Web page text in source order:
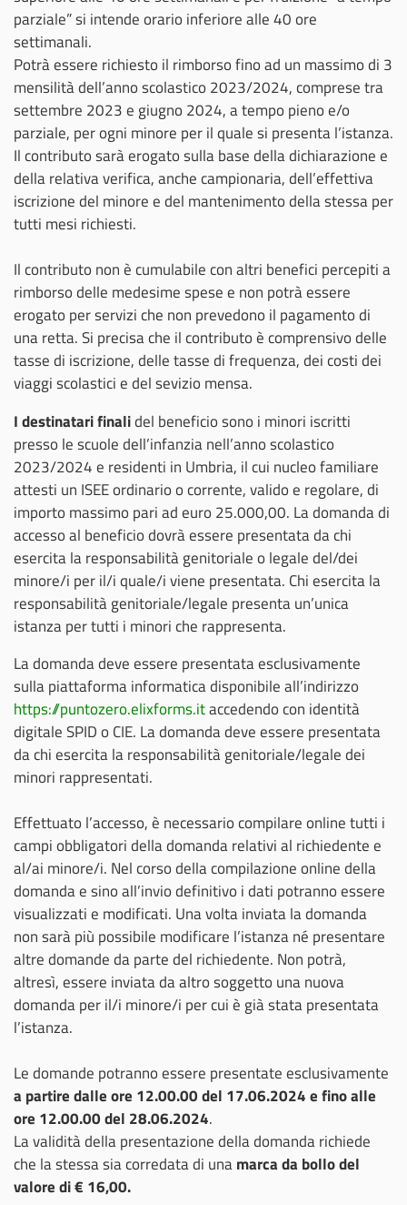
parziale” si intende orario inferiore alle 40 ore
settimanali.
Potrà essere richiesto il rimborso fino ad un massimo di 3
mensilità dell’anno scolastico 2023/2024, comprese tra
settembre 2023 e giugno 2024, a tempo pieno e/o
parziale, per ogni minore per il quale si presenta l’istanza.
Il contributo sarà erogato sulla base della dichiarazione e
della relativa verifica, anche campionaria, dell’effettiva
iscrizione del minore e del mantenimento della stessa per
tutti mesi richiesti.
Il contributo non è cumulabile con altri benefici percepiti a
rimborso delle medesime spese e non potrà essere
erogato per servizi che non prevedono il pagamento di
una retta. Si precisa che il contributo è comprensivo delle
tasse di iscrizione, delle tasse di frequenza, dei costi dei
viaggi scolastici e del sevizio mensa.
I destinatari finalidel beneficio sono i minori iscritti
presso le scuole dell’infanzia nell’anno scolastico
2023/2024 e residenti in Umbria, il cui nucleo familiare
attesti un ISEE ordinario o corrente, valido e regolare, di
importo massimo pari ad euro 25.000,00. La domanda di
accesso al beneficio dovrà essere presentata da chi
esercita la responsabilità genitoriale o legale del/dei
minore/i per il/i quale/i viene presentata. Chi esercita la
responsabilità genitoriale/legale presenta un’unica
istanza per tutti i minori che rappresenta.
La domanda deve essere presentata esclusivamente
sulla piattaforma informatica disponibile all’indirizzo
https://puntozero.elixforms.itaccedendo con identità
digitale SPID o CIE. La domanda deve essere presentata
da chi esercita la responsabilità genitoriale/legale dei
minori rappresentati.
Effettuato l’accesso, è necessario compilare online tutti i
campi obbligatori della domanda relativi al richiedente e
al/ai minore/i. Nel corso della compilazione online della
domanda e sino all’invio definitivo i dati potranno essere
visualizzati e modificati. Una volta inviata la domanda
non sarà più possibile modificare l’istanza né presentare
altre domande da parte del richiedente. Non potrà,
altresì, essere inviata da altro soggetto una nuova
domanda per il/i minore/i per cui è già stata presentata
l’istanza.
Le domande potranno essere presentate esclusivamente
a partire dalle ore 12.00.00 del 17.06.2024 e fino alle
ore 12.00.00 del 28.06.2024.
La validità della presentazione della domanda richiede
che la stessa sia corredata di unamarca da bollo del
valore di € 16,00.